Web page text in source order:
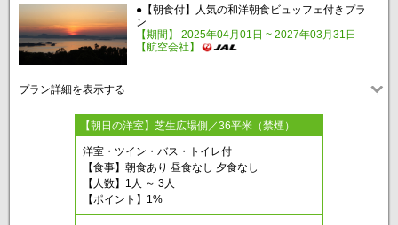
●【朝食付】人気の和洋朝食ビュッフェ付きプラ
ン
【期間】 2025年04月01日 ~ 2027年03月31日
【航空会社】
プラン詳細を表示する
【朝日の洋室】芝生広場側／36平米（禁煙）
洋室・ツイン・バス・トイレ付
【食事】朝食あり 昼食なし 夕食なし
【人数】1人 ～ 3人
【ポイント】1%